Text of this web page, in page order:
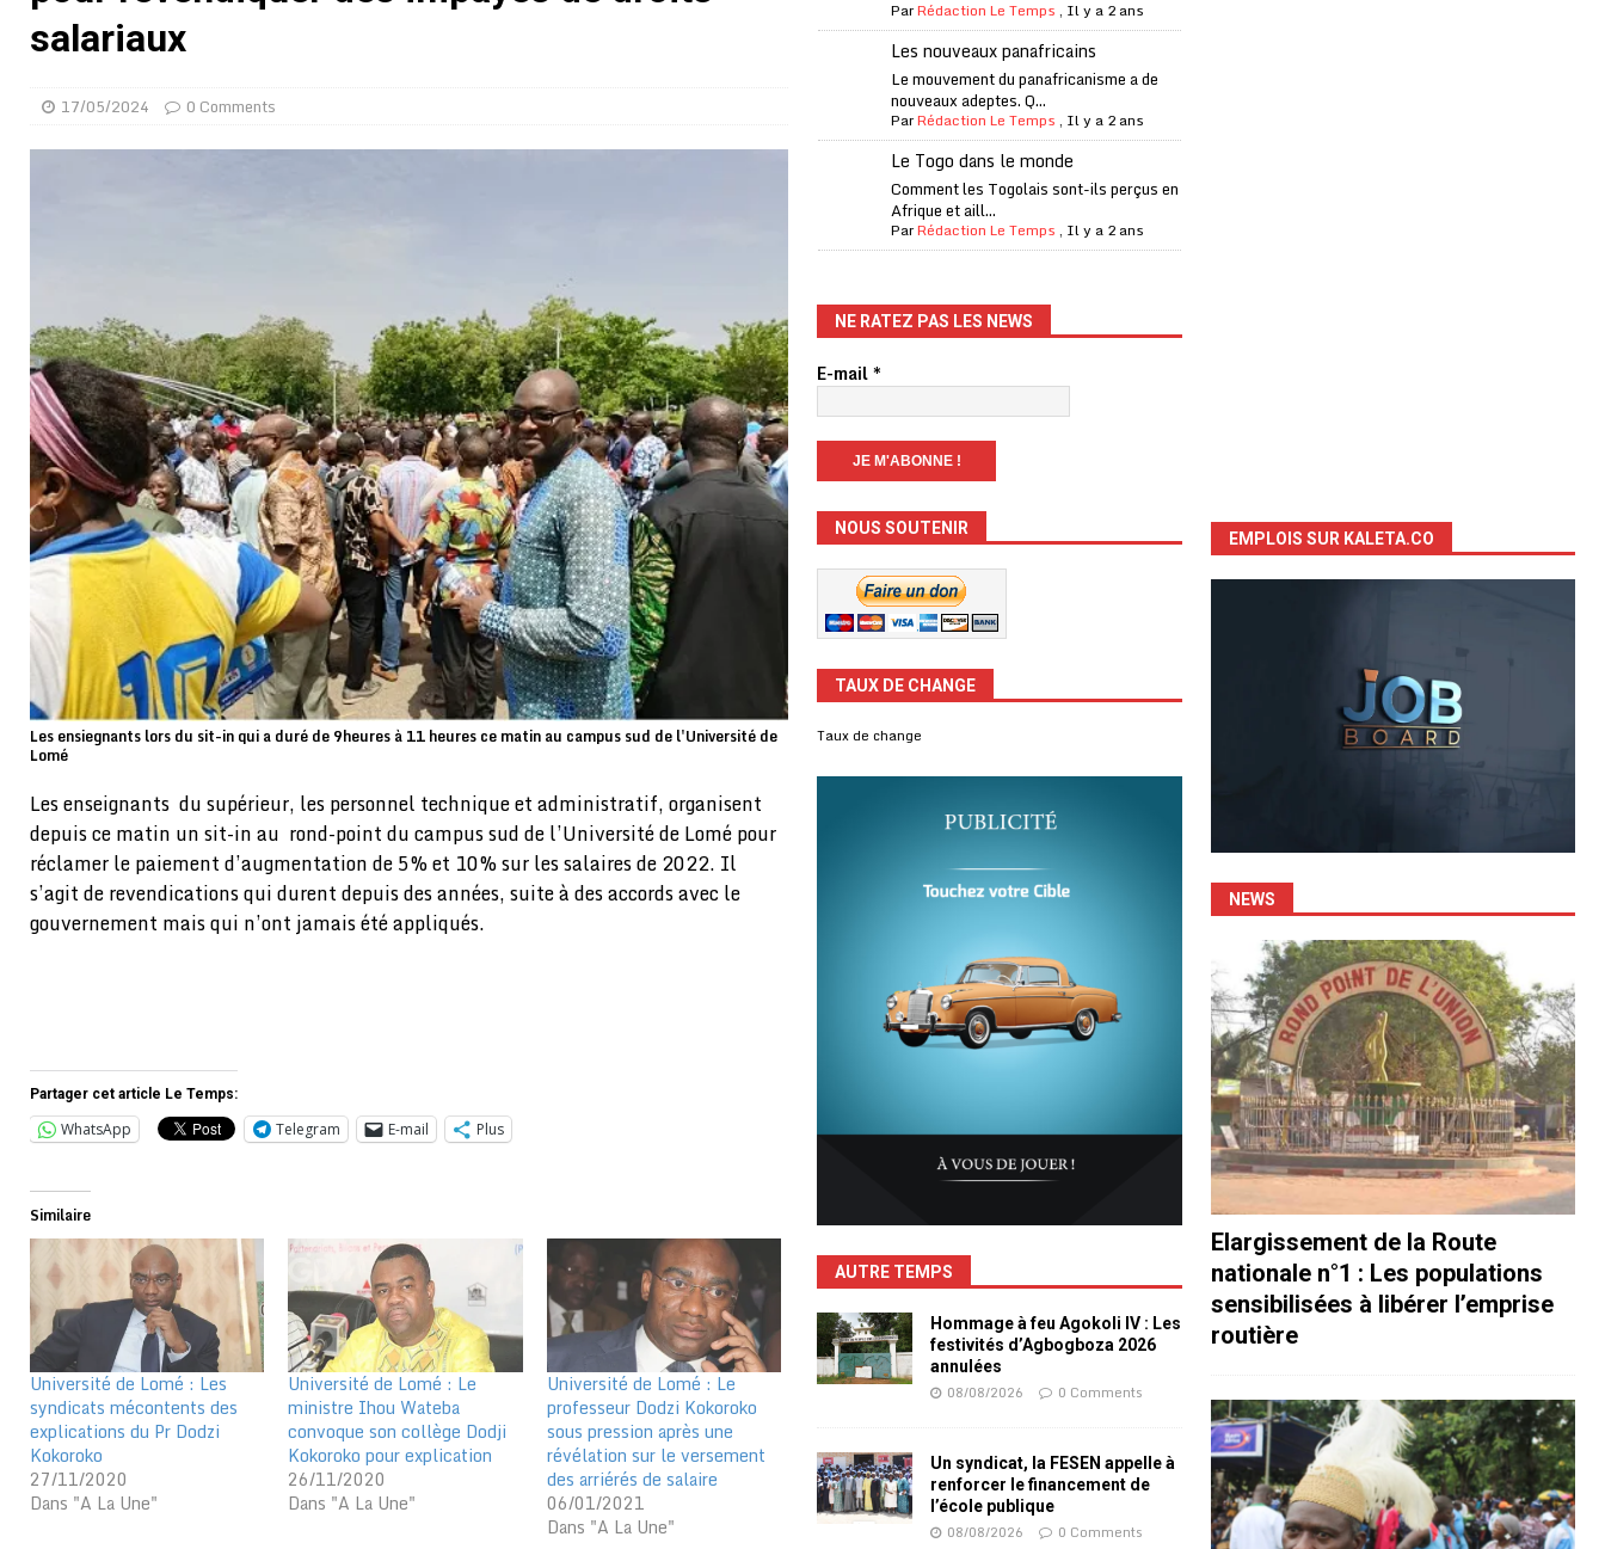
Tour de France Femmes 2026 : contrôles renforcés pour éviter la triche aux soutiens-gorge sur le contre-la-
montre
GENRE
[ 05/08/2026 ] Côte d’Ivoire : le PDCI de Tidjane Thiam confirme sa présence à la fête nationale
A LA UNE
Une factrice arrêtée après avoir volé un billet de loterie gagnant que son propriétaire avait envoyé à un proche
Distribution des moustiquaires : La zone Oti-Sud enregistre 99% de couverture
A LA UNE
[ 02/08/2026 ] La Confédération Africaine de Football (CAF) à contre-courant
COOPÉRATION
[ 01/08/2026 ] Quatre candidats à la succession d’Infantino à la tête de la FIFA
A LA UNE
[ 01/08/2026 ] Bénin : Romuald Wadagni reçoit le milliardaire Aliko Dangote
A LA UNE
[ 09/08/2026 ] Le ballon de la « main de Dieu » de Diego Maradona aux enchères, plus de 10 millions de dollars A LA UNE
salariaux
17/05/2024 0 Comments
Les ensiegnants lors du sit-in qui a duré de 9heures à 11 heures ce matin au campus sud de l'Université de
Lomé
Les enseignants du supérieur, les personnel technique et administratif, organisent
depuis ce matin un sit-in au rond-point du campus sud de l’Université de Lomé pour
réclamer le paiement d’augmentation de 5% et 10% sur les salaires de 2022. Il
s’agit de revendications qui durent depuis des années, suite à des accords avec le
gouvernement mais qui n’ont jamais été appliqués.
Partager cet article Le Temps:
WhatsApp Telegram E-mail Plus
Similaire
Université de Lomé : Les
syndicats mécontents des
explications du Pr Dodzi
Kokoroko
27/11/2020
Dans "A La Une"
Université de Lomé : Le
ministre Ihou Wateba
convoque son collège Dodji
Kokoroko pour explication
26/11/2020
Dans "A La Une"
Université de Lomé : Le
professeur Dodzi Kokoroko
sous pression après une
révélation sur le versement
des arriérés de salaire
06/01/2021
Dans "A La Une"
ParRédaction Le Temps , Il y a 2 ans
Les nouveaux panafricains
Le mouvement du panafricanisme a de
nouveaux adeptes. Q...
ParRédaction Le Temps , Il y a 2 ans
Le Togo dans le monde
Comment les Togolais sont-ils perçus en
Afrique et aill...
ParRédaction Le Temps , Il y a 2 ans
NE RATEZ PAS LES NEWS
E-mail*
NOUS SOUTENIR
TAUX DE CHANGE
Taux de change
AUTRE TEMPS
Hommage à feu Agokoli IV : Les
festivités d’Agbogboza 2026
annulées
08/08/2026 0 Comments
Un syndicat, la FESEN appelle à
renforcer le financement de
l’école publique
08/08/2026 0 Comments
EMPLOIS SUR KALETA.CO
NEWS
Elargissement de la Route
nationale n°1 : Les populations
sensibilisées à libérer l’emprise
routière